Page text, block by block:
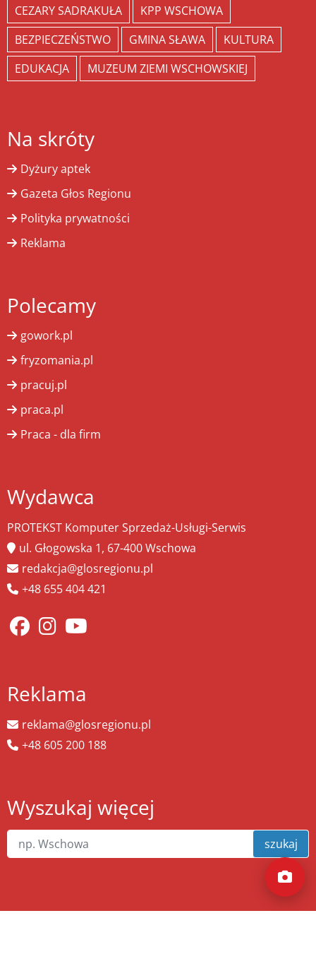
CEZARY SADRAKUŁA
KPP WSCHOWA
BEZPIECZEŃSTWO
GMINA SŁAWA
KULTURA
EDUKACJA
MUZEUM ZIEMI WSCHOWSKIEJ
Na skróty
Dyżury aptek
Gazeta Głos Regionu
Polityka prywatności
Reklama
Polecamy
gowork.pl
fryzomania.pl
pracuj.pl
praca.pl
Praca - dla firm
Wydawca
PROTEKST Komputer Sprzedaż-Usługi-Serwis
ul. Głogowska 1, 67-400 Wschowa
redakcja@glosregionu.pl
+48 655 404 421
Reklama
reklama@glosregionu.pl
+48 605 200 188
Wyszukaj więcej
szukaj